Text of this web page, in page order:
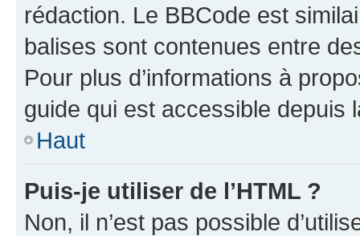
rédaction. Le BBCode est
balises sont contenues entre
Pour plus d’informations à
guide qui est accessible depuis
Haut
Puis-je utiliser de l’HTML ?
Non, il n’est pas possible